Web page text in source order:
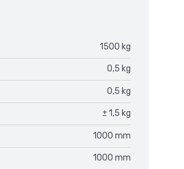
1500 kg
0,5 kg
0,5 kg
± 1,5 kg
1000 mm
1000 mm